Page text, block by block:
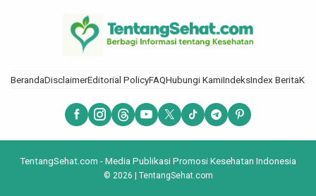
BerandaDisclaimerEditorial PolicyFAQHubungi KamiIndeksIndex Berita
TentangSehat.com - Media Publikasi Promosi Kesehatan Indonesia
© 2026 | TentangSehat.com